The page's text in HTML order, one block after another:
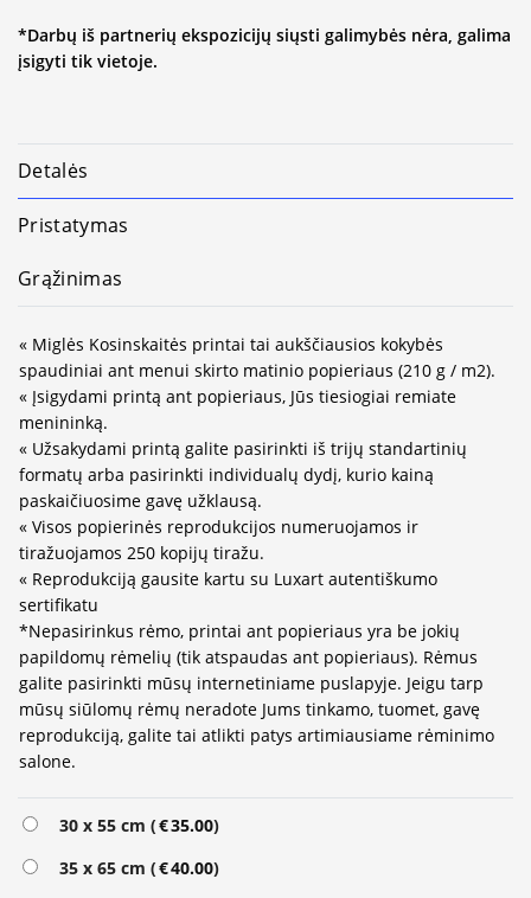
*Darbų iš partnerių ekspozicijų siųsti galimybės nėra, galima
įsigyti tik vietoje.
Detalės
Pristatymas
Grąžinimas
« Miglės Kosinskaitės printai tai aukščiausios kokybės
spaudiniai ant menui skirto matinio popieriaus (210 g / m2).
« Įsigydami printą ant popieriaus, Jūs tiesiogiai remiate
menininką.
« Užsakydami printą galite pasirinkti iš trijų standartinių
formatų arba pasirinkti individualų dydį, kurio kainą
paskaičiuosime gavę užklausą.
« Visos popierinės reprodukcijos numeruojamos ir
tiražuojamos 250 kopijų tiražu.
« Reprodukciją gausite kartu su Luxart autentiškumo
sertifikatu
*Nepasirinkus rėmo, printai ant popieriaus yra be jokių
papildomų rėmelių (tik atspaudas ant popieriaus). Rėmus
galite pasirinkti mūsų internetiniame puslapyje. Jeigu tarp
mūsų siūlomų rėmų neradote Jums tinkamo, tuomet, gavę
reprodukciją, galite tai atlikti patys artimiausiame rėminimo
salone.
30 x 55 cm (€35.00)
35 x 65 cm (€40.00)
Alternative: